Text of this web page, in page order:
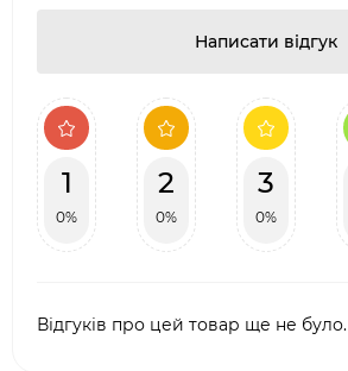
Написати відгук
1
0%
2
0%
3
0%
Відгуків про цей товар ще не було.